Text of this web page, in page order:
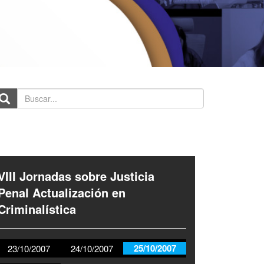
Jornadas sobre Justicia
Actualización en
23/10/2007 24/10/2007 25/10/2007